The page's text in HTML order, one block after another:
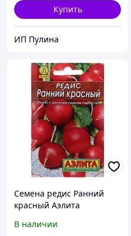
Купить
ИП Пулина
Семена редис Ранний
красный Аэлита
В наличии